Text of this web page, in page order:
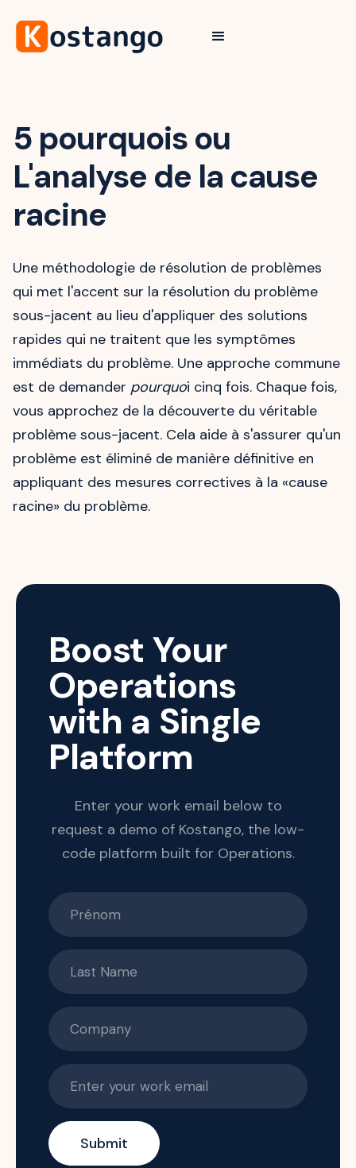
5 pourquois ou
L'analyse de la cause
racine
Une méthodologie de résolution de problèmes
qui met l'accent sur la résolution du problème
sous-jacent au lieu d'appliquer des solutions
rapides qui ne traitent que les symptômes
immédiats du problème. Une approche commune
est de demander pourquoi cinq fois. Chaque fois,
vous approchez de la découverte du véritable
problème sous-jacent. Cela aide à s'assurer qu'un
problème est éliminé de manière définitive en
appliquant des mesures correctives à la «cause
racine» du problème.
Boost Your
Operations
with a Single
Platform
Enter your work email below to
request a demo of Kostango, the low-
code platform built for Operations.